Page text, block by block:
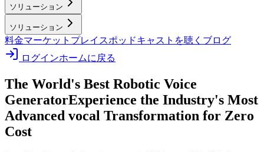
ソリューション
ソリューション
料金マーケットプレイスポッドキャストを聴く ブログ
ログインホームに戻る
The World's Best Robotic Voice
GeneratorExperience the Industry's Most
Advanced vocal Transformation for Zero
Cost